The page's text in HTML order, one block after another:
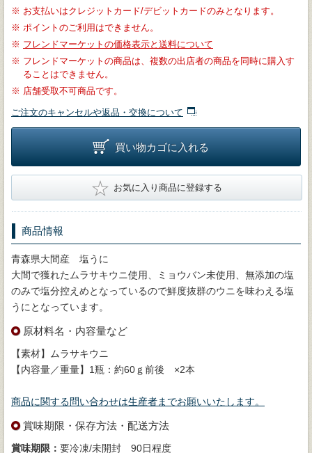
※ お支払いはクレジットカード/デビットカードのみとなります。
※ ポイントのご利用はできません。
※ フレンドマーケットの価格表示と送料について
※ フレンドマーケットの商品は、複数の出店者の商品を同時に購入す
ることはできません。
※ 店舗受取不可商品です。
ご注文のキャンセルや返品・交換について
買い物カゴに入れる
★ お気に入り商品に登録する
商品情報
青森県大間産 塩うに
大間で獲れたムラサキウニ使用、ミョウバン未使用、無添加の塩
のみで塩分控えめとなっているので鮮度抜群のウニを味わえる塩
うにとなっています。
原材料名・内容量など
【素材】ムラサキウニ
【内容量／重量】1瓶：約60ｇ前後 ×2本
商品に関する問い合わせは生産者までお願いいたします。
賞味期限・保存方法・配送方法
賞味期限： 要冷凍/未開封 90日程度